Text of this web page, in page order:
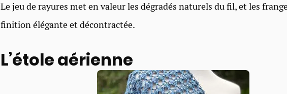
Le jeu de rayures met en valeur les dégradés naturels du fil, et les
finition élégante et décontractée.
L’étole aérienne